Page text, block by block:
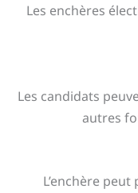
Les enchères
Les candidats
autres
L’enchère